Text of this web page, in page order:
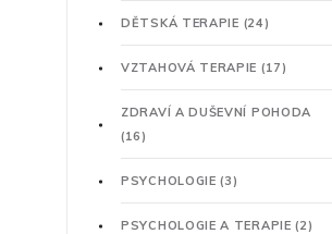
DĚTSKÁ TERAPIE (24)
VZTAHOVÁ TERAPIE (17)
ZDRAVÍ A DUŠEVNÍ POHODA
(16)
PSYCHOLOGIE(3)
PSYCHOLOGIE A TERAPIE(2)